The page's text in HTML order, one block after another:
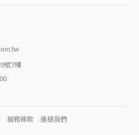
號7樓
服務條款 連絡我們